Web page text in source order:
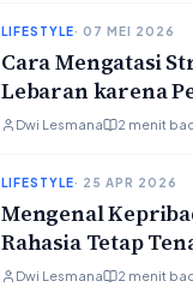
LIFESTYLE· 07 MEI 2026
Cara Mengatasi
Lebaran karena
‘Kapan Nikah?’
Dwi Lesmana 2 menit
LIFESTYLE· 25 APR 2026
Mengenal
Rahasia Tetap
Dunia yang Serba
Dwi Lesmana 2 menit